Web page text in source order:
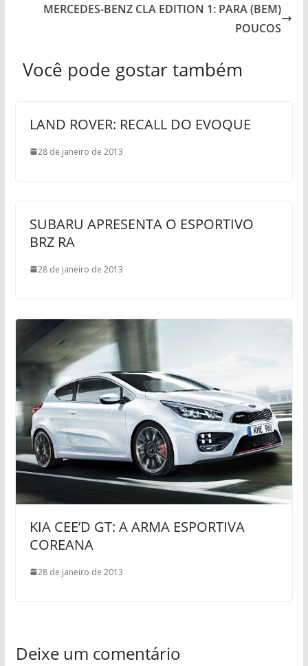
MERCEDES-BENZ CLA EDITION 1: PARA (BEM)
POUCOS
Você pode gostar também
LAND ROVER: RECALL DO EVOQUE
28 de janeiro de 2013
SUBARU APRESENTA O ESPORTIVO
BRZ RA
28 de janeiro de 2013
KIA CEE’D GT: A ARMA ESPORTIVA
COREANA
28 de janeiro de 2013
Deixe um comentário